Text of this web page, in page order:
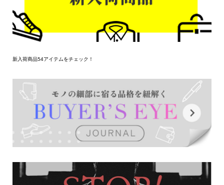
新入荷商品54アイテムをチェック！